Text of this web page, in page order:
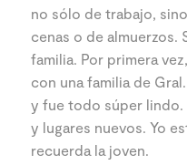
no sólo de trabajo,
cenas o de almuerzos.
familia. Por primera
con una familia de
y fue todo súper lindo.
y lugares nuevos. Yo
recuerda la joven.